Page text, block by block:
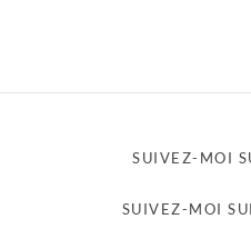
SUIVEZ-MOI
SUIVEZ-MOI